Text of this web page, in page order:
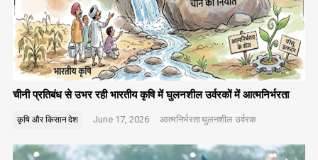
चीनी प्रतिबंध से उभर रही भारतीय कृषि में घुलनशील उर्वरकों में आत्मनिर्भरता
कृषि और किसानदेश June 17, 2026 आत्मनिर्भरताघुलनशील उर्वरक